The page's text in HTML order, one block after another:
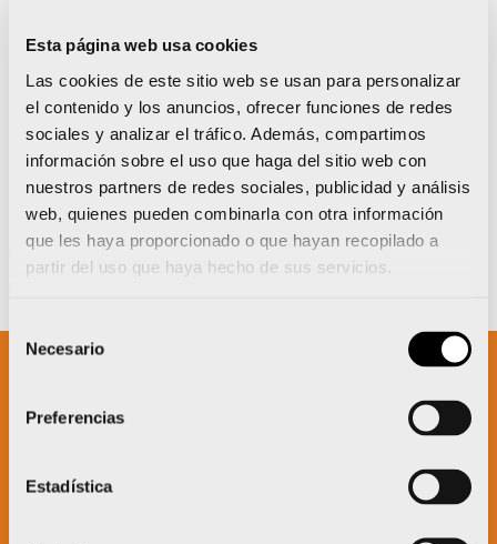
Esta página web usa cookies
Las cookies de este sitio web se usan para personalizar
el contenido y los anuncios, ofrecer funciones de redes
sociales y analizar el tráfico. Además, compartimos
información sobre el uso que haga del sitio web con
nuestros partners de redes sociales, publicidad y análisis
web, quienes pueden combinarla con otra información
que les haya proporcionado o que hayan recopilado a
partir del uso que haya hecho de sus servicios.
Selección
Necesario
Preferencias
Estadística